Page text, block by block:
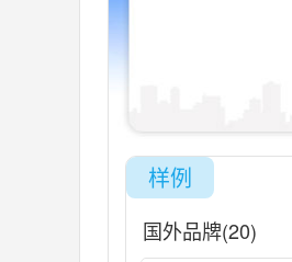
样例
国外品牌(20)